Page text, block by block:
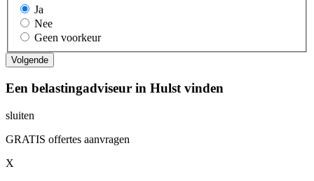
Ja
Nee
Geen voorkeur
Een belastingadviseur in Hulst vinden
sluiten
GRATIS offertes aanvragen
X